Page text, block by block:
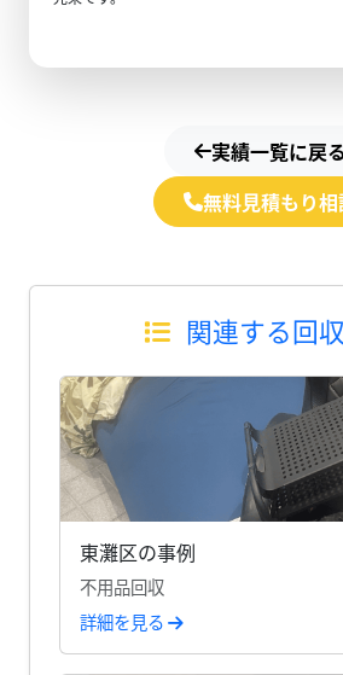
実績一覧に戻る
無料見積もり
関連する回
東灘区の事例
不用品回収
詳細を見る